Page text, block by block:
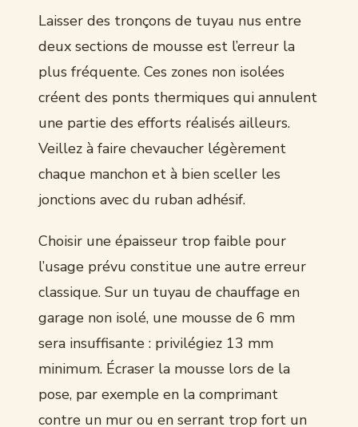
Laisser des tronçons de tuyau nus entre
deux sections de mousse est l’erreur la
plus fréquente. Ces zones non isolées
créent des ponts thermiques qui annulent
une partie des efforts réalisés ailleurs.
Veillez à faire chevaucher légèrement
chaque manchon et à bien sceller les
jonctions avec du ruban adhésif.
Choisir une épaisseur trop faible pour
l’usage prévu constitue une autre erreur
classique. Sur un tuyau de chauffage en
garage non isolé, une mousse de 6 mm
sera insuffisante : privilégiez 13 mm
minimum. Écraser la mousse lors de la
pose, par exemple en la comprimant
contre un mur ou en serrant trop fort un